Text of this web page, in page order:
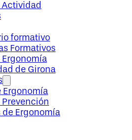
Actividad
formativo
Formativos
de Girona
Ergonomía
Prevención
Ergonomía